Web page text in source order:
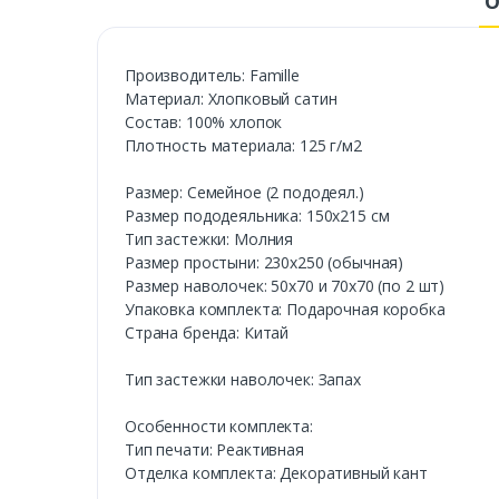
Производитель: Famille
Материал: Хлопковый сатин
Состав: 100% хлопок
Плотность материала: 125 г/м2
Размер: Семейное (2 пододеял.)
Размер пододеяльника: 150х215 см
Тип застежки: Молния
Размер простыни: 230х250 (обычная)
Размер наволочек: 50х70 и 70х70 (по 2 шт)
Упаковка комплекта: Подарочная коробка
Страна бренда: Китай
Тип застежки наволочек: Запах
Особенности комплекта:
Тип печати: Реактивная
Отделка комплекта: Декоративный кант